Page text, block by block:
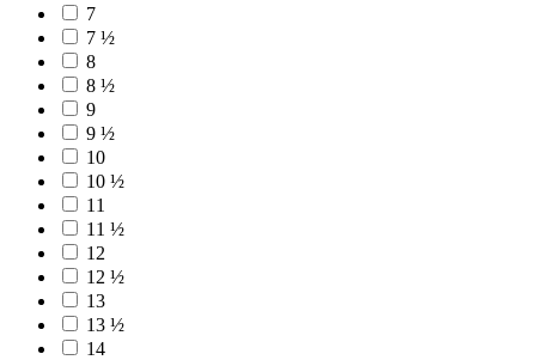
7
7 ½
8
8 ½
9
9 ½
10
10 ½
11
11 ½
12
12 ½
13
13 ½
14